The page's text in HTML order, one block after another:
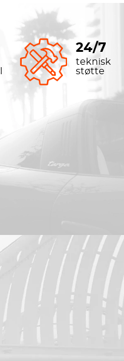
24/7
teknisk
støtte